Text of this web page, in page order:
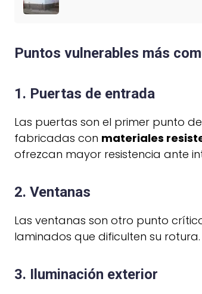
Puntos vulnerables más
1. Puertas de entrada
Las puertas son el primer punto
fabricadas con materiales
ofrezcan mayor resistencia ante
2. Ventanas
Las ventanas son otro punto
laminados que dificulten su
3. Iluminación exterior